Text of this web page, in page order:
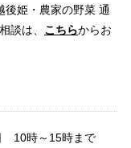
後姫・農家の野菜 通
談は、 こちらからお
10時～15時まで